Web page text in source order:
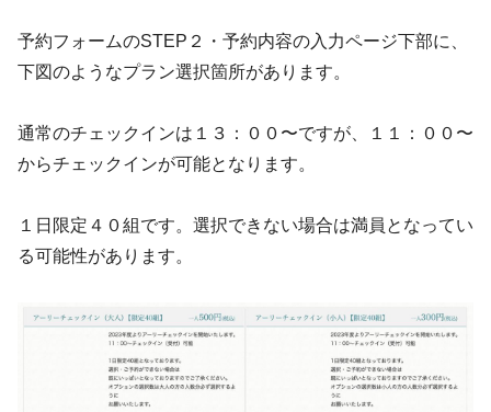
予約フォームのSTEP２・予約内容の入力ページ下部に、
下図のようなプラン選択箇所があります。
通常のチェックインは１３：００〜ですが、１１：００〜
からチェックインが可能となります。
１日限定４０組です。選択できない場合は満員となってい
る可能性があります。